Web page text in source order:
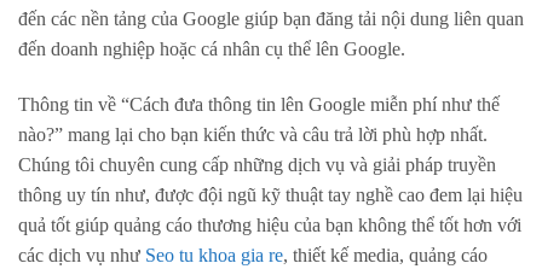
đến các nền tảng của Google giúp bạn đăng tải nội dung liên quan
đến doanh nghiệp hoặc cá nhân cụ thể lên Google.
Thông tin về “Cách đưa thông tin lên Google miễn phí như thế
nào?” mang lại cho bạn kiến thức và câu trả lời phù hợp nhất.
Chúng tôi chuyên cung cấp những dịch vụ và giải pháp truyền
thông uy tín như, được đội ngũ kỹ thuật tay nghề cao đem lại hiệu
quả tốt giúp quảng cáo thương hiệu của bạn không thể tốt hơn với
các dịch vụ như Seo tu khoa gia re, thiết kế media, quảng cáo